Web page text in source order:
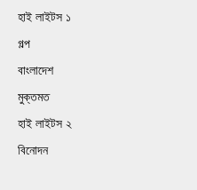
হাই লাইটস ১
গল্প
বাংলাদেশ
মুক্তমত
হাই লাইটস ২
বিনোদন